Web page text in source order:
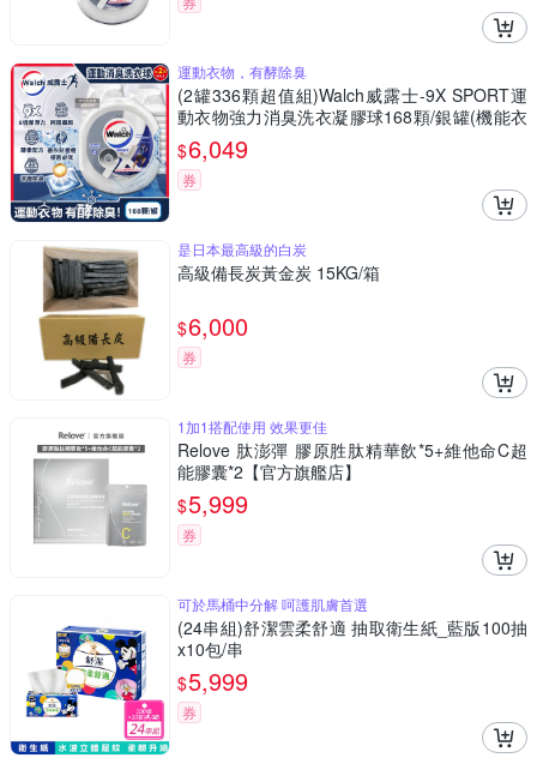
運動衣物，有酵除臭
(2罐336顆超值組)Walch威露士-9X SPORT運
動衣物強力消臭洗衣凝膠球168顆/銀罐(機能衣
物除異味洗衣膠囊,持久留香9倍潔淨力洗衣珠,
柔順護衣酵素去汙防汗臭)
$6,049
券
是日本最高級的白炭
高級備長炭黃金炭 15KG/箱
$6,000
券
1加1搭配使用 效果更佳
Relove 肽澎彈 膠原胜肽精華飲*5+維他命C超
能膠囊*2【官方旗艦店】
$5,999
券
可於馬桶中分解 呵護肌膚首選
(24串組)舒潔雲柔舒適 抽取衛生紙_藍版100抽
x10包/串
$5,999
券